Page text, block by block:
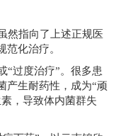
然指向了上述正规医
化治疗。
“过度治疗”。很多患
产生耐药性，成为“顽
，导致体内菌群失